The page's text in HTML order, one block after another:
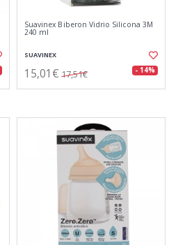
Suavinex Biberon Vidrio Silicona 3M
240 ml
SUAVINEX
15,01€ 17,51€ - 14%